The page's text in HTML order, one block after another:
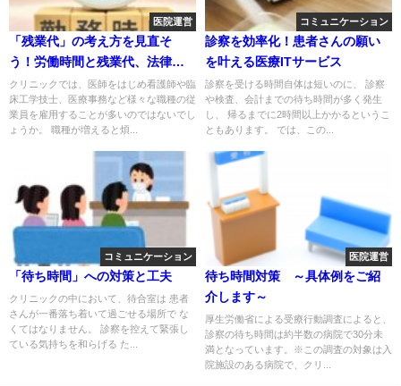
医院運営
「残業代」の考え方を見直そ
う！労働時間と残業代、法律上
の基本をおさらい
クリニックでは、医師をはじめ看護師や臨
床工学技士、医療事務など様々な職種の従
業員を雇用することが多いのではないでし
ょうか。 職種が増えると煩...
コミュニケーション
診察を効率化！患者さんの願い
を叶える医療ITサービス
診察を受ける時間自体は短いのに、 診察
や検査、会計までの待ち時間が多く発生
し、 帰るまでに2時間以上かかるというこ
ともあります。 では、この...
コミュニケーション
「待ち時間」への対策と工夫
クリニックの中において、待合室は 患者
さんが一番落ち着いて過ごせる場所で な
くてはなりません。 診察を控えて緊張し
ている気持ちを和らげる た...
医院運営
待ち時間対策 ～具体例をご紹
介します～
厚生労働省による受療行動調査によると、
診察の待ち時間は約半数の病院で30分未
満となっています。※この調査の対象は入
院施設のある病院で、クリ...